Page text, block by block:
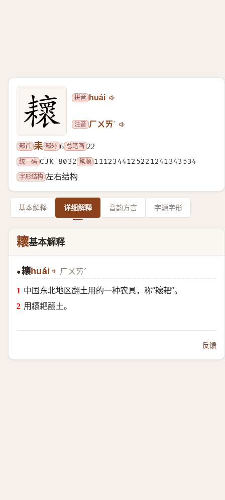
拼音 huái
注音 ㄏㄨㄞˊ
部首 耒 部外 6 总笔画 22
统一码 CJK 8032 笔顺 1112344125221241343534
字形结构 左右结构
基本解释 详细解释 音韵方言 字源字形
耲基本解释
●耲huái ㄏㄨㄞˊ
中国东北地区翻土用的一种农具，称“耲耙”。
用耲耙翻土。
反馈